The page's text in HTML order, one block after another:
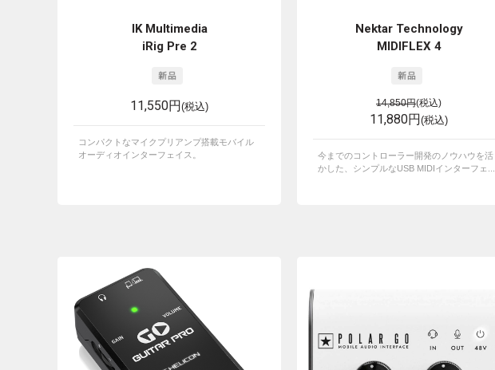
IK Multimedia
iRig Pre 2
11,550円(税込)
コンパクトなマイクプリアンプ搭載モバイル
オーディオインターフェイス。
Nektar Technology
MIDIFLEX 4
14,850円(税込)
11,880円(税込)
今までのコントローラー開発のノウハウを活
かした、シンプルなUSB MIDIインターフェ...